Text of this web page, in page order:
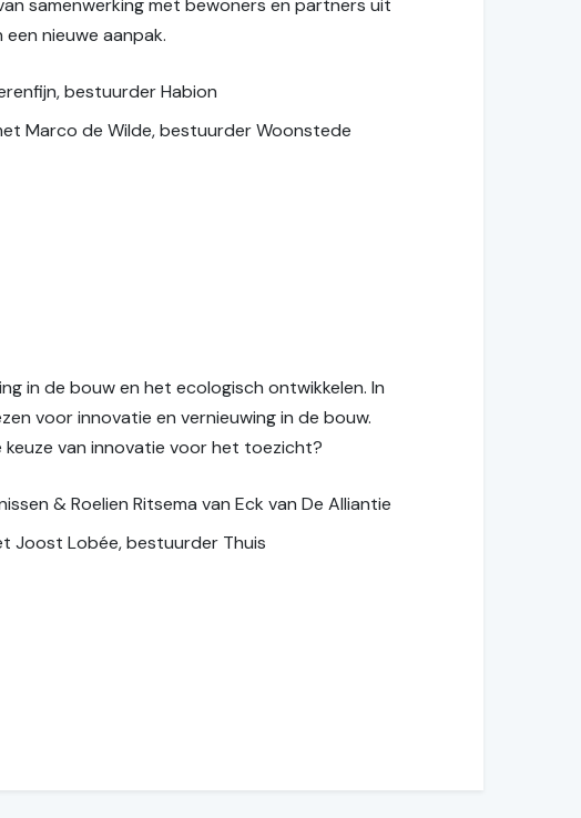
samenwerking met bewoners en partners uit
nieuwe aanpak.
bestuurder Habion
Marco de Wilde, bestuurder Woonstede
in de bouw en het ecologisch ontwikkelen. In
voor innovatie en vernieuwing in de bouw.
van innovatie voor het toezicht?
& Roelien Ritsema van Eck van De Alliantie
Joost Lobée, bestuurder Thuis